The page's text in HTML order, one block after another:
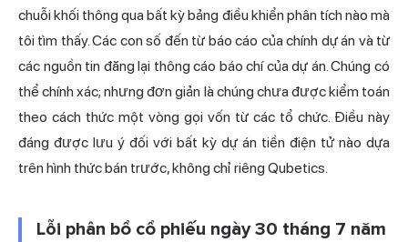
chuỗi khối thông qua bất kỳ bảng điều khiển phân tích nào mà
tôi tìm thấy. Các con số đến từ báo cáo của chính dự án và từ
các nguồn tin đăng lại thông cáo báo chí của dự án. Chúng có
thể chính xác; nhưng đơn giản là chúng chưa được kiểm toán
theo cách thức một vòng gọi vốn từ các tổ chức. Điều này
đáng được lưu ý đối với bất kỳ dự án tiền điện tử nào dựa
trên hình thức bán trước, không chỉ riêng Qubetics.
Lỗi phân bổ cổ phiếu ngày 30 tháng 7 năm